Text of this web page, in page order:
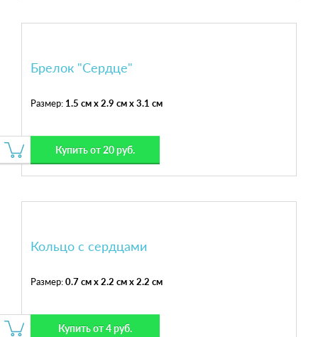
Брелок "Сердце"
Размер: 1.5 см x 2.9 см x 3.1 см
Купить от 20 руб.
Кольцо с сердцами
Размер:0.7 см x 2.2 см x 2.2 см
Купить от 4 руб.